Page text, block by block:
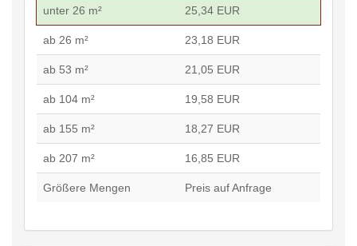
unter 26 m²
25,34 EUR
ab 26 m² 23,18 EUR
ab 53 m² 21,05 EUR
ab 104 m² 19,58 EUR
ab 155 m² 18,27 EUR
ab 207 m² 16,85 EUR
Größere Mengen Preis auf Anfrage